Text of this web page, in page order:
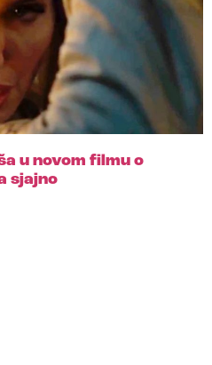
u novom filmu o
sjajno